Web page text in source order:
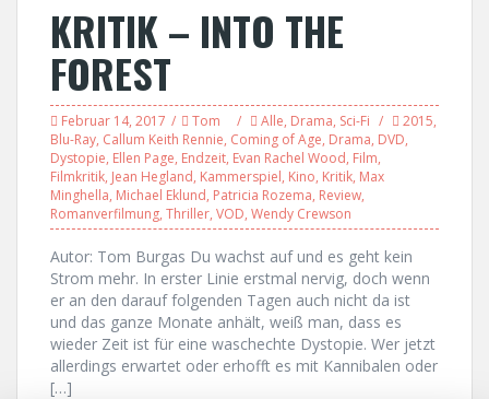
KRITIK – INTO THE
FOREST
Februar 14, 2017 Tom Alle, Drama, Sci-Fi 2015,
Blu-Ray, Callum Keith Rennie, Coming of Age, Drama, DVD,
Dystopie, Ellen Page, Endzeit, Evan Rachel Wood, Film,
Filmkritik, Jean Hegland, Kammerspiel, Kino, Kritik, Max
Minghella, Michael Eklund, Patricia Rozema, Review,
Romanverfilmung, Thriller, VOD, Wendy Crewson
Autor: Tom Burgas Du wachst auf und es geht kein
Strom mehr. In erster Linie erstmal nervig, doch wenn
er an den darauf folgenden Tagen auch nicht da ist
und das ganze Monate anhält, weiß man, dass es
wieder Zeit ist für eine waschechte Dystopie. Wer jetzt
allerdings erwartet oder erhofft es mit Kannibalen oder
[…]